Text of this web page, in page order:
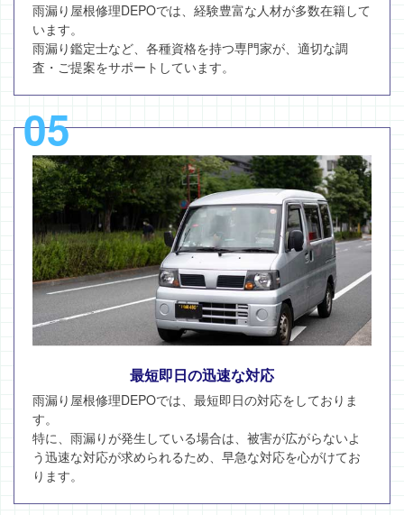
雨漏り屋根修理DEPOでは、経験豊富な人材が多数在籍して
います。
雨漏り鑑定士など、各種資格を持つ専門家が、適切な調
査・ご提案をサポートしています。
05
最短即日の迅速な対応
雨漏り屋根修理DEPOでは、最短即日の対応をしておりま
す。
特に、雨漏りが発生している場合は、被害が広がらないよ
う迅速な対応が求められるため、早急な対応を心がけてお
ります。